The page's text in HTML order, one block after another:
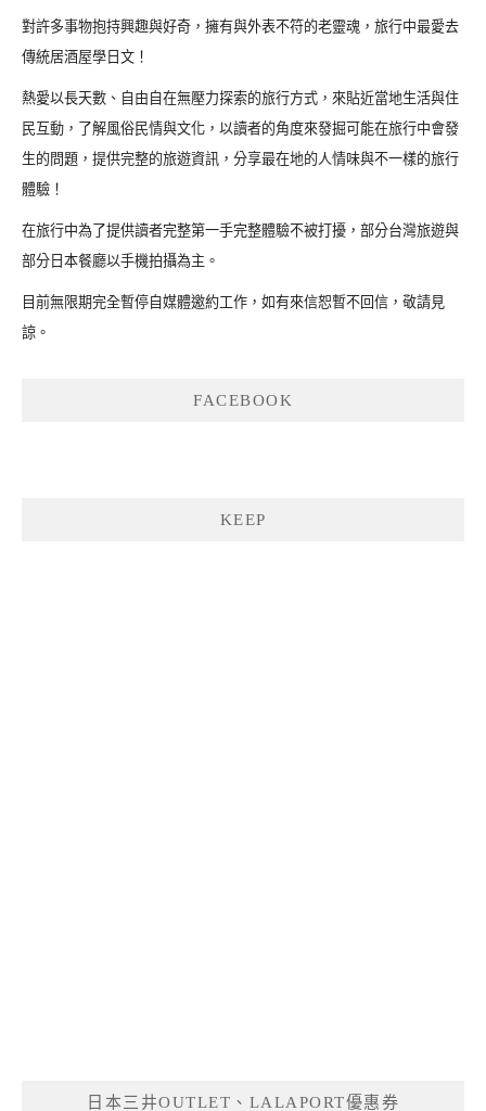
對許多事物抱持興趣與好奇，擁有與外表不符的老靈魂，旅行中最愛去
傳統居酒屋學日文！
熱愛以長天數、自由自在無壓力探索的旅行方式，來貼近當地生活與住
民互動，了解風俗民情與文化，以讀者的角度來發掘可能在旅行中會發
生的問題，提供完整的旅遊資訊，分享最在地的人情味與不一樣的旅行
體驗！
在旅行中為了提供讀者完整第一手完整體驗不被打擾，部分台灣旅遊與
部分日本餐廳以手機拍攝為主。
目前無限期完全暫停自媒體邀約工作，如有來信恕暫不回信，敬請見
諒。
FACEBOOK
KEEP
日本三井OUTLET、LALAPORT優惠券